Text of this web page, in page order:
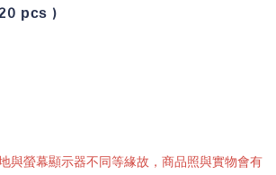
pcs )
與螢幕顯示器不同等緣故，商品照與實物會有